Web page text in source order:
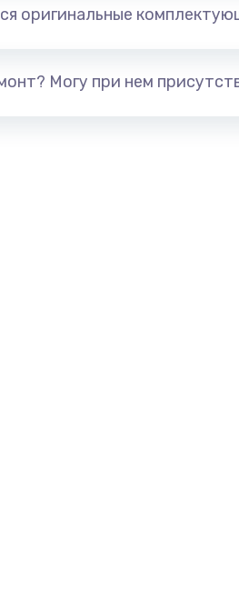
оригинальные
Могу при нем